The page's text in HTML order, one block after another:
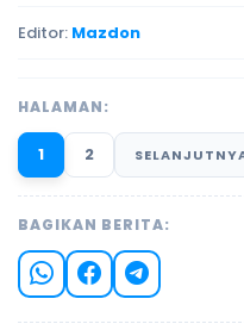
Editor: Mazdon
HALAMAN:
1 2
BAGIKAN BERITA: